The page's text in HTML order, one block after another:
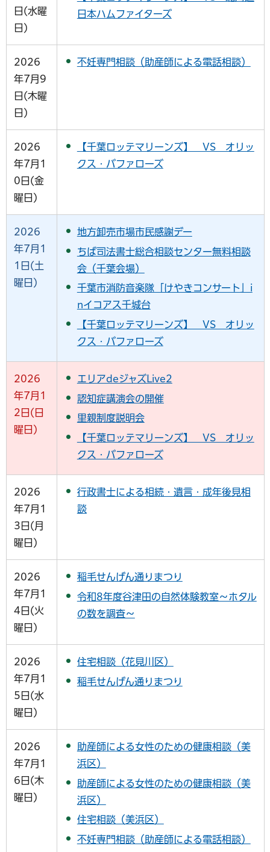
日(水曜
日)
日本ハムファイターズ
2026
年7月9
日(木曜
日)
不妊専門相談（助産師による電話相談）
2026
年7月1
0日(金
曜日)
【千葉ロッテマリーンズ】 VS オリッ
クス・バファローズ
2026
年7月1
1日(土
曜日)
地方卸売市場市民感謝デー
ちば司法書士総合相談センター無料相談
会（千葉会場）
千葉市消防音楽隊「けやきコンサート」i
nイコアス千城台
【千葉ロッテマリーンズ】 VS オリッ
クス・バファローズ
2026
年7月1
2日(日
曜日)
エリアdeジャズLive2
認知症講演会の開催
里親制度説明会
【千葉ロッテマリーンズ】 VS オリッ
クス・バファローズ
2026
年7月1
3日(月
曜日)
行政書士による相続・遺言・成年後見相
談
2026
年7月1
4日(火
曜日)
稲毛せんげん通りまつり
令和8年度谷津田の自然体験教室～ホタル
の数を調査～
2026
年7月1
5日(水
曜日)
住宅相談（花見川区）
稲毛せんげん通りまつり
2026
年7月1
6日(木
曜日)
助産師による女性のための健康相談（美
浜区）
助産師による女性のための健康相談（美
浜区）
住宅相談（美浜区）
不妊専門相談（助産師による電話相談）